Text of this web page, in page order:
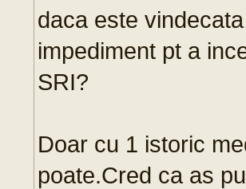
daca este
impediment pt a
SRI?
Doar cu 1 istoric
poate.Cred ca as